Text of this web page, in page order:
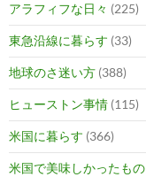
アラフィフな日々 (225)
東急沿線に暮らす (33)
地球のさ迷い方 (388)
ヒューストン事情 (115)
米国に暮らす (366)
米国で美味しかったもの